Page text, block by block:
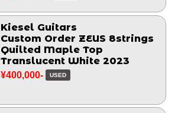
Kiesel Guitars
Custom Order ZEUS 8strings
Quilted Maple Top
Translucent White 2023
¥400,000- USED